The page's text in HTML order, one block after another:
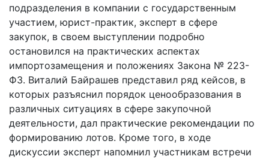
подразделения в компании с государственным
участием, юрист-практик, эксперт в сфере
закупок, в своем выступлении подробно
остановился на практических аспектах
импортозамещения и положениях Закона № 223-
ФЗ. Виталий Байрашев представил ряд кейсов, в
которых разъяснил порядок ценообразования в
различных ситуациях в сфере закупочной
деятельности, дал практические рекомендации по
формированию лотов. Кроме того, в ходе
дискуссии эксперт напомнил участникам встречи